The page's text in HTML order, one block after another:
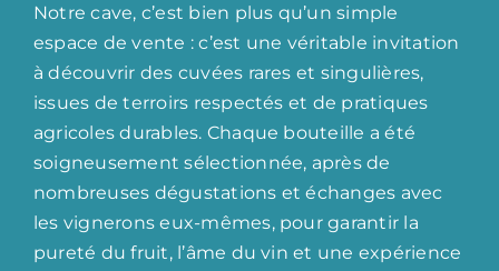
Notre cave, c’est bien plus qu’un simple
espace de vente : c’est une véritable invitation
à découvrir des cuvées rares et singulières,
issues de terroirs respectés et de pratiques
agricoles durables. Chaque bouteille a été
soigneusement sélectionnée, après de
nombreuses dégustations et échanges avec
les vignerons eux-mêmes, pour garantir la
pureté du fruit, l’âme du vin et une expérience